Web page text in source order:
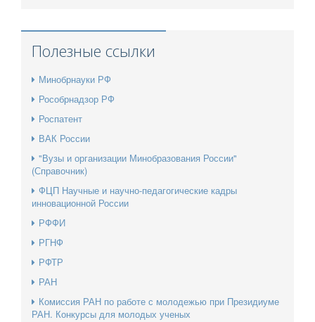
Полезные ссылки
Минобрнауки РФ
Рособрнадзор РФ
Роспатент
ВАК России
"Вузы и организации Минобразования России"
(Справочник)
ФЦП Научные и научно-педагогические кадры
инновационной России
РФФИ
РГНФ
РФТР
РАН
Комиссия РАН по работе с молодежью при Президиуме
РАН. Конкурсы для молодых ученых